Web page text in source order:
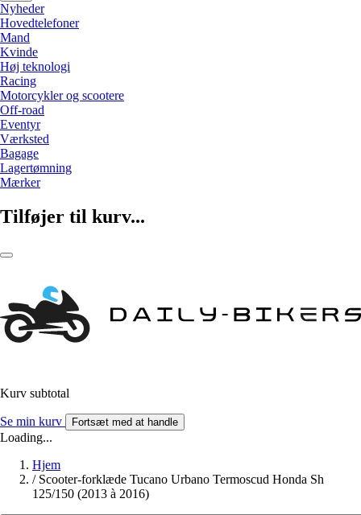
Nyheder
Hovedtelefoner
Mand
Kvinde
Høj teknologi
Racing
Motorcykler og scootere
Off-road
Eventyr
Værksted
Bagage
Lagertømning
Mærker
Tilføjer til kurv...
Kurv subtotal
Se min kurv Fortsæt med at handle
Loading...
Hjem
/ Scooter-forklæde Tucano Urbano Termoscud Honda Sh
125/150 (2013 à 2016)